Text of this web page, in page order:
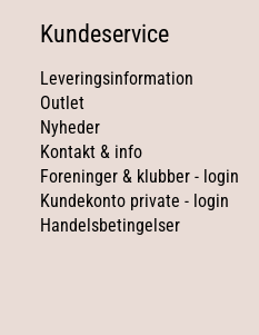
Kundeservice
Leveringsinformation
Outlet
Nyheder
Kontakt & info
Foreninger & klubber - login
Kundekonto private - login
Handelsbetingelser